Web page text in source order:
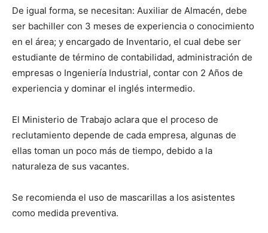
De igual forma, se necesitan: Auxiliar de Almacén, debe
ser bachiller con 3 meses de experiencia o conocimiento
en el área; y encargado de Inventario, el cual debe ser
estudiante de término de contabilidad, administración de
empresas o Ingeniería Industrial, contar con 2 Años de
experiencia y dominar el inglés intermedio.
El Ministerio de Trabajo aclara que el proceso de
reclutamiento depende de cada empresa, algunas de
ellas toman un poco más de tiempo, debido a la
naturaleza de sus vacantes.
Se recomienda el uso de mascarillas a los asistentes
como medida preventiva.